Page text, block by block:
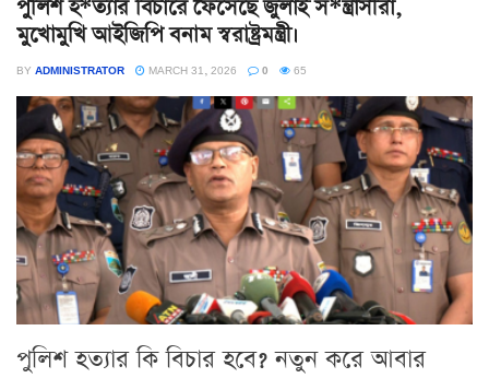
পুলিশ হ*ত্যার বিচারে ফেঁসেছে জুলাই স*ন্ত্রাসীরা,
মুখোমুখি আইজিপি বনাম স্বরাষ্ট্রমন্ত্রী।
BY ADMINISTRATOR MARCH 31, 2026 0 65
পুলিশ হত্যার কি বিচার হবে? নতুন করে আবার